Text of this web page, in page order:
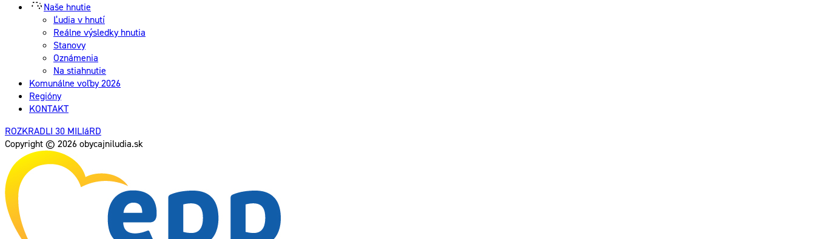
Naše hnutie
Ľudia v hnutí
Reálne výsledky hnutia
Stanovy
Oznámenia
Na stiahnutie
Komunálne voľby 2026
Regióny
KONTAKT
ROZKRADLI 30 MILIáRD
Copyright © 2026 obycajniludia.sk